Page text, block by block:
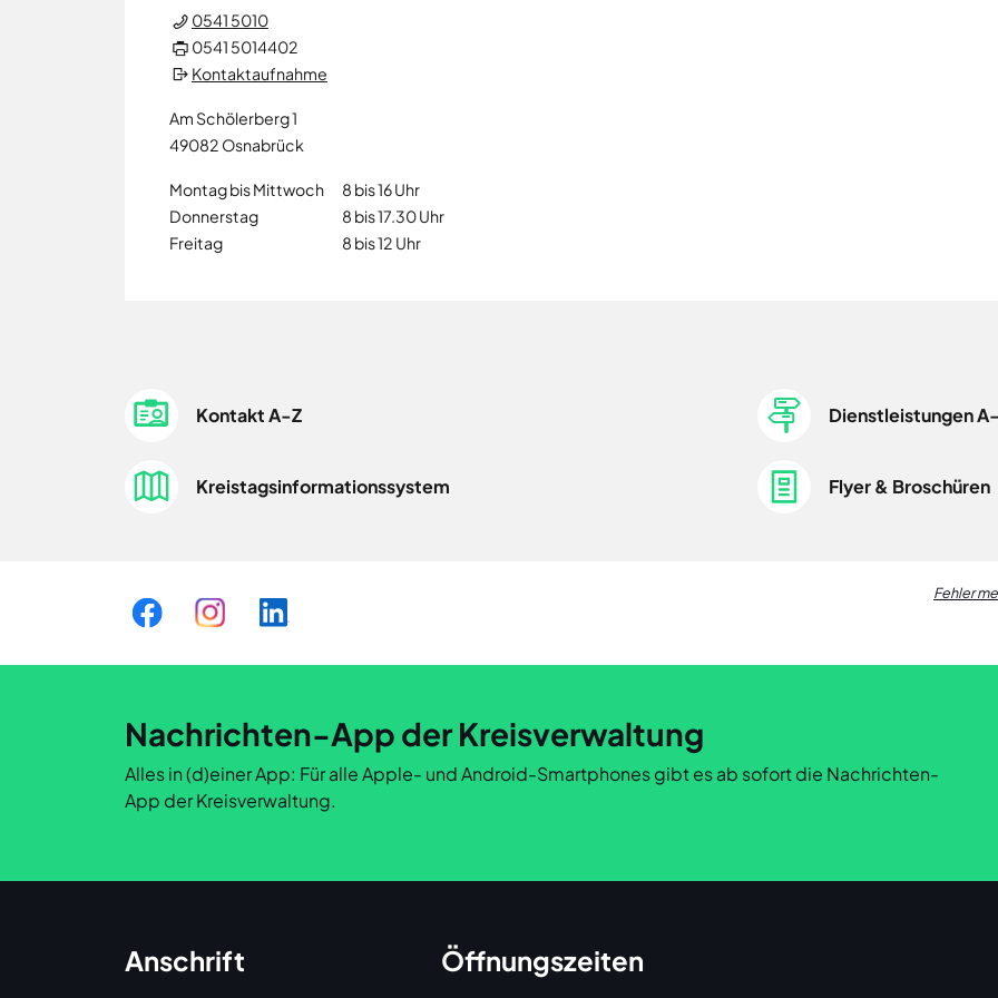
0541 5010
0541 5014402
Kontaktaufnahme
Am Schölerberg 1
49082 Osnabrück
Montag bis Mittwoch
8 bis 16 Uhr
Donnerstag
8 bis 17.30 Uhr
Freitag
8 bis 12 Uhr
Kontakt A-Z Dienstleistungen
Kreistagsinformationssystem Flyer & Broschüren
Fehler
Nachrichten-App der Kreisverwaltung
Alles in (d)einer App: Für alle Apple- und Android-Smartphones gibt es ab sofort die Nachrichten-
App der Kreisverwaltung.
Anschrift Öffnungszeiten